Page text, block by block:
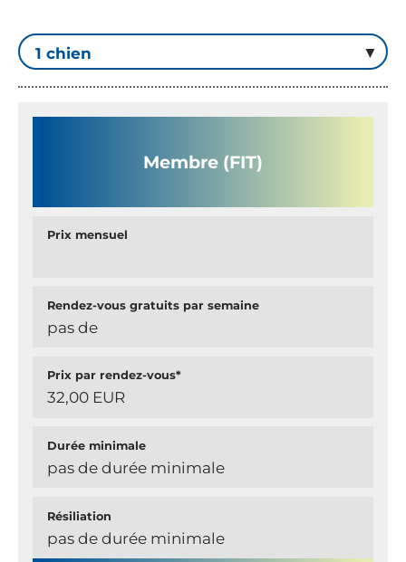
Membre (FIT)
Prix mensuel
Rendez-vous gratuits par semaine
pas de
Prix par rendez-vous*
32,00 EUR
Durée minimale
pas de durée minimale
Résiliation
pas de durée minimale